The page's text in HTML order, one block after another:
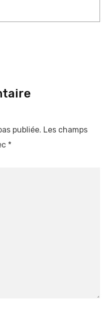
publiée. Les champs
*